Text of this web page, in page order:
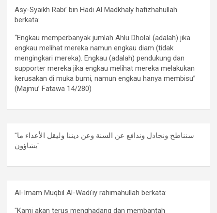
Asy-Syaikh Rabi’ bin Hadi Al Madkhaly hafizhahullah
berkata:
“Engkau memperbanyak jumlah Ahlu Dholal (adalah) jika
engkau melihat mereka namun engkau diam (tidak
mengingkari mereka). Engkau (adalah) pendukung dan
supporter mereka jika engkau melihat mereka melakukan
kerusakan di muka bumi, namun engkau hanya membisu”
(Majmu’ Fatawa 14/280)
"سنناطح ونجادل وندافع عن السنة وعن ديننا وليقل الأعداء ما
يشاؤون"
Al-Imam Muqbil Al-Wadi'iy rahimahullah berkata:
"Kami akan terus menghadang dan membantah